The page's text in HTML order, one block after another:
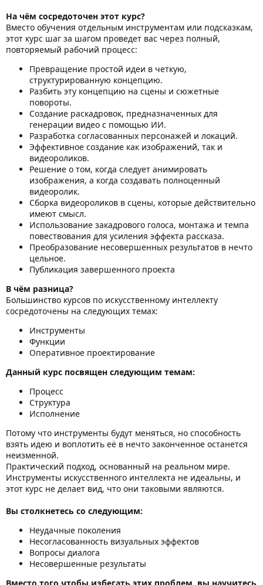
На чём сосредоточен этот курс?
Вместо обучения отдельным инструментам или подсказкам,
этот курс шаг за шагом проведет вас через полный,
повторяемый рабочий процесс:
Превращение простой идеи в четкую,
структурированную концепцию.
Разбить эту концепцию на сцены и сюжетные
повороты.
Создание раскадровок, предназначенных для
генерации видео с помощью ИИ.
Разработка согласованных персонажей и локаций.
Эффективное создание как изображений, так и
видеороликов.
Решение о том, когда следует анимировать
изображения, а когда создавать полноценный
видеоролик.
Сборка видеороликов в сцены, которые действительно
имеют смысл.
Использование закадрового голоса, монтажа и темпа
повествования для усиления эффекта рассказа.
Преобразование несовершенных результатов в нечто
цельное.
Публикация завершенного проекта
В чём разница?
Большинство курсов по искусственному интеллекту
сосредоточены на следующих темах:
Инструменты
Функции
Оперативное проектирование
Данный курс посвящен следующим темам:
Процесс
Структура
Исполнение
Потому что инструменты будут меняться, но способность
взять идею и воплотить её в нечто законченное останется
неизменной.
Практический подход, основанный на реальном мире.
Инструменты искусственного интеллекта не идеальны, и
этот курс не делает вид, что они таковыми являются.
Вы столкнетесь со следующим:
Неудачные поколения
Несогласованность визуальных эффектов
Вопросы диалога
Несовершенные результаты